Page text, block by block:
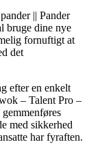
|| Pander
bruge dine nye
fornuftigt at
det
efter en enkelt
– Talent Pro –
med sikkerhed
har fyraften.